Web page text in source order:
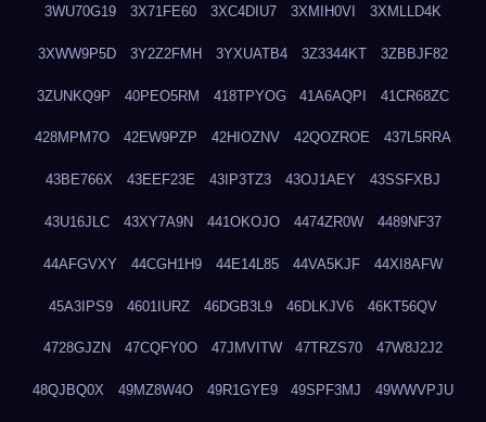
3WU70G19 3X71FE60 3XC4DIU7 3XMIH0VI 3XMLLD4K
3XWW9P5D 3Y2Z2FMH 3YXUATB4 3Z3344KT 3ZBBJF82
3ZUNKQ9P 40PEO5RM 418TPYOG 41A6AQPI 41CR68ZC
428MPM7O 42EW9PZP 42HIOZNV 42QOZROE 437L5RRA
43BE766X 43EEF23E 43IP3TZ3 43OJ1AEY 43SSFXBJ
43U16JLC 43XY7A9N 441OKOJO 4474ZR0W 4489NF37
44AFGVXY 44CGH1H9 44E14L85 44VA5KJF 44XI8AFW
45A3IPS9 4601IURZ 46DGB3L9 46DLKJV6 46KT56QV
4728GJZN 47CQFY0O 47JMVITW 47TRZS70 47W8J2J2
48QJBQ0X 49MZ8W4O 49R1GYE9 49SPF3MJ 49WWVPJU